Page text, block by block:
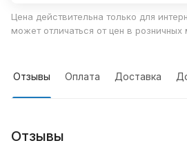
Цена действительна только для
может отличаться от цен в розничных
Отзывы Оплата Доставка
Отзывы